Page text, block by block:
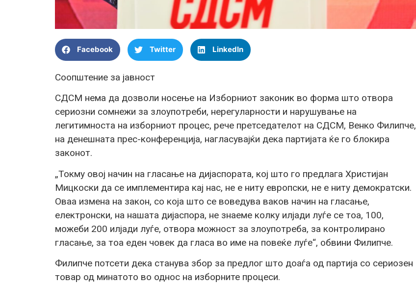
Facebook Twitter LinkedIn
Соопштение за јавност
СДСМ нема да дозволи носење на Изборниот законик во форма што отвора
сериозни сомнежи за злоупотреби, нерегуларности и нарушување на
легитимноста на изборниот процес, рече претседателот на СДСМ, Венко Филипче,
на денешната прес-конференција, нагласувајќи дека партијата ќе го блокира
законот.
„Токму овој начин на гласање на дијаспората, кој што го предлага Христијан
Мицкоски да се имплементира кај нас, не е ниту европски, не е ниту демократски.
Оваа измена на закон, со која што се воведува ваков начин на гласање,
електронски, на нашата дијаспора, не знаеме колку илјади луѓе се тоа, 100,
можеби 200 илјади луѓе, отвора можност за злоупотреба, за контролирано
гласање, за тоа еден човек да гласа во име на повеќе луѓе“, обвини Филипче.
Филипче потсети дека станува збор за предлог што доаѓа од партија со сериозен
товар од минатото во однос на изборните процеси.